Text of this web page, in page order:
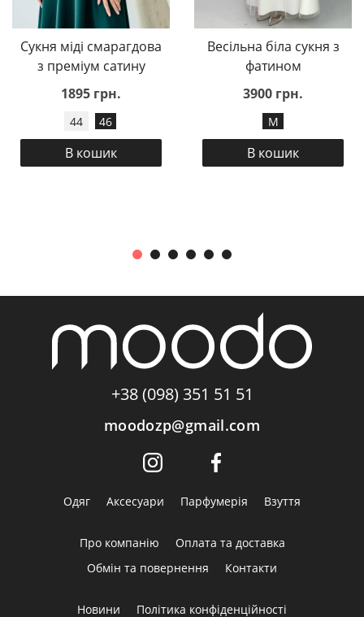
Сукня міді смарагдова
з преміум сатину
1895 грн.
44 46
В кошик
Весільна біла сукня з
фатином
3900 грн.
M
В кошик
+38 (098) 351 51 51
moodozp@gmail.com
Одяг Аксесуари Парфумерія Взуття
Про компанію
Оплата та доставка
Обмін та повернення
Контакти
Новини Політика конфіденційності